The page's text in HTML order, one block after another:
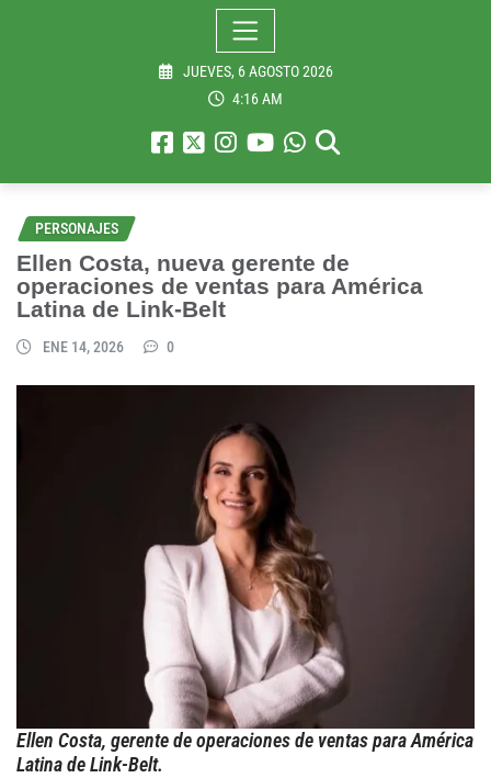
JUEVES, 6 AGOSTO 2026
4:16 AM
PERSONAJES
Ellen Costa, nueva gerente de
operaciones de ventas para América
Latina de Link-Belt
ENE 14, 2026 0
Ellen Costa, gerente de operaciones de ventas para América
Latina de Link-Belt.